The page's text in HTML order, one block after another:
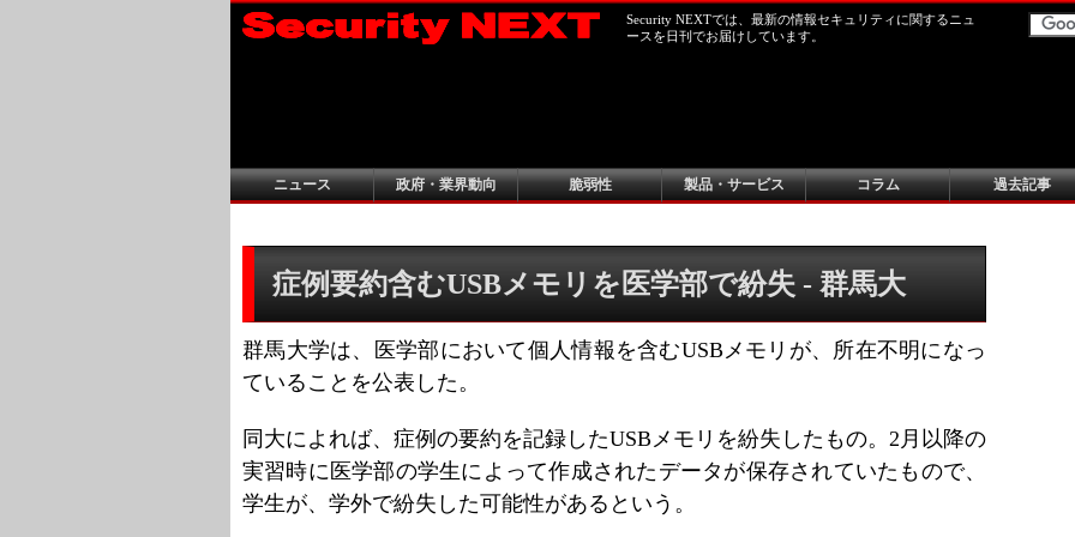
Security NEXTでは、最新の情報セキュリティに関するニュ
ースを日刊でお届けしています。
ニュース 政府・業界動向 脆弱性 製品・サービス コラム 過去記事
症例要約含むUSBメモリを医学部で紛失 - 群馬大
群馬大学は、医学部において個人情報を含むUSBメモリが、所在不明になっ
ていることを公表した。
同大によれば、症例の要約を記録したUSBメモリを紛失したもの。2月以降の
実習時に医学部の学生によって作成されたデータが保存されていたもので、
学生が、学外で紛失した可能性があるという。